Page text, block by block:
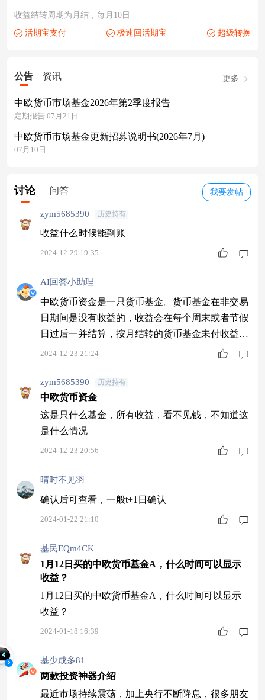
收益结转周期为月结，每月10日
活期宝支付
极速回活期宝 超级转换
公告 资讯 更多
中欧货币市场基金2026年第2季度报告
定期报告 07月21日
中欧货币市场基金更新招募说明书(2026年7月)
07月10日
我要发帖
讨论 问答
zym5685390 历史持有
收益什么时候能到账
2024-12-29 19:35
AI回答小助理
中欧货币资金是一只货币基金。货币基金在非交易
日期间是没有收益的，收益会在每个周末或者节假
日过后一并结算，按月结转的货币基金未付收益每
月结转一次，不同货币基金结转日期不同。您可以
成，点击头像查看更多精彩内容。 免责声明：本
内容由AI生成。 针对AI生成的内容，不代表天天
基金的立场、态度或观点，也不能作为专业性建议
或意见，仅供参考。您须自行对其中包含的数字、
2024-12-23 21:24
zym5685390 历史持有
中欧货币资金
这是只什么基金，所有收益，看不见钱，不知道这
是什么情况
2024-12-23 20:56
晴时不见羽
确认后可查看，一般t+1日确认
2024-01-22 21:10
基民EQm4CK
1月12日买的中欧货币基金A，什么时间可以显示
收益？
1月12日买的中欧货币基金A，什么时间可以显示
收益？
2024-01-18 16:39
基少成多81
两款投资神器介绍
最近市场持续震荡，加上央行不断降息，很多朋友